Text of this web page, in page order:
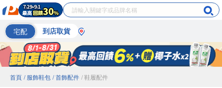
宅配 到店取貨
首頁 / 服飾鞋包 / 首飾配件 / 鞋履配件